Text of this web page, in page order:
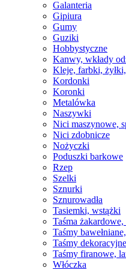
Galanteria
Gipiura
Gumy
Guziki
Hobbystyczne
Kanwy, wkłady
Kleje, farbki,
Kordonki
Koronki
Metalówka
Naszywki
Nici maszynowe,
Nici zdobnicze
Nożyczki
Poduszki barkowe
Rzep
Szelki
Sznurki
Sznurowadła
Tasiemki, wstążki
Taśma żakardowe,
Taśmy
Taśmy
Taśmy firanowe,
Włóczka